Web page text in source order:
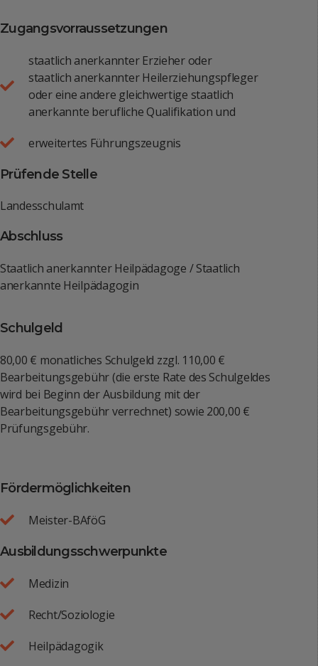
Zugangsvorraussetzungen
staatlich anerkannter Erzieher oder
staatlich anerkannter Heilerziehungspfleger
oder eine andere gleichwertige staatlich
anerkannte berufliche Qualifikation und
erweitertes Führungszeugnis
Prüfende Stelle
Landesschulamt
Abschluss
Staatlich anerkannter Heilpädagoge / Staatlich
anerkannte Heilpädagogin
Schulgeld
80,00 € monatliches Schulgeld zzgl. 110,00 €
Bearbeitungsgebühr (die erste Rate des Schulgeldes
wird bei Beginn der Ausbildung mit der
Bearbeitungsgebühr verrechnet) sowie 200,00 €
Prüfungsgebühr.
Fördermöglichkeiten
Meister-BAföG
Ausbildungsschwerpunkte
Medizin
Recht/Soziologie
Heilpädagogik